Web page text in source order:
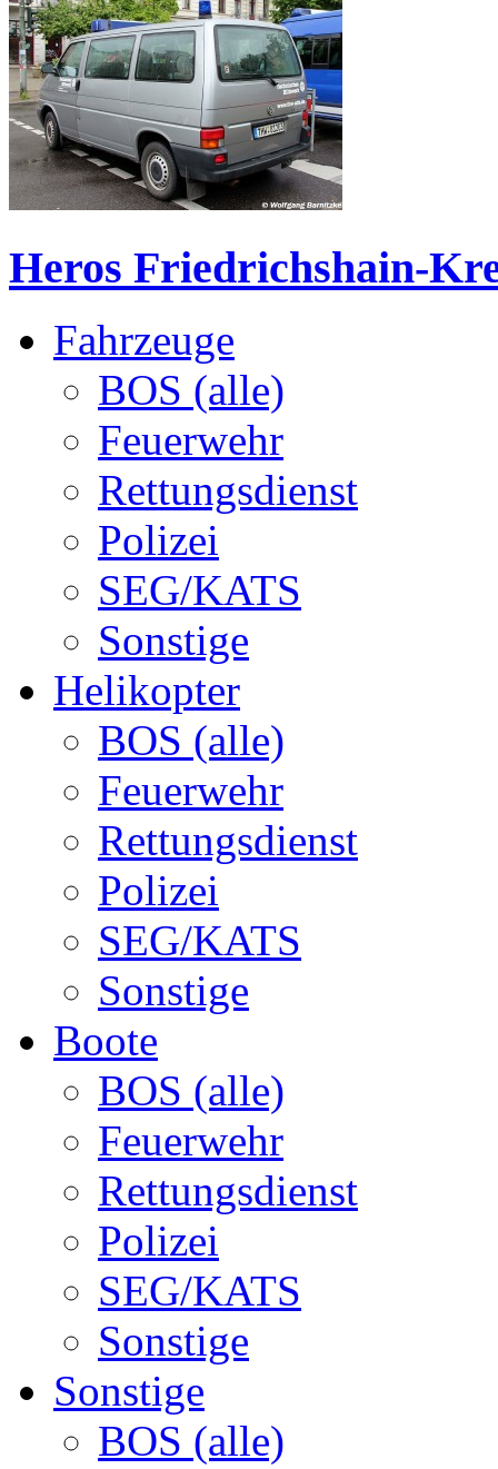
Heros Friedrichshain-
Fahrzeuge
BOS (alle)
Feuerwehr
Rettungsdienst
Polizei
SEG/KATS
Sonstige
Helikopter
BOS (alle)
Feuerwehr
Rettungsdienst
Polizei
SEG/KATS
Sonstige
Boote
BOS (alle)
Feuerwehr
Rettungsdienst
Polizei
SEG/KATS
Sonstige
Sonstige
BOS (alle)